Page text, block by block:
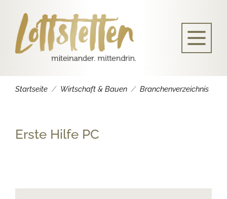
Startseite Wirtschaft & Bauen Branchenverzeichnis
Erste Hilfe PC